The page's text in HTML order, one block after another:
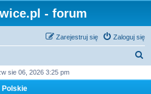
- forum
Zaloguj się
Zarejestruj się
sie 06, 2026 3:25 pm
Polskie